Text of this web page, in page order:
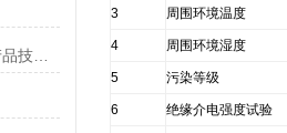
多极管式滑线（HXTS/DHG）产品技术指导
3 周围环境温度
4 周围环境湿度
5 污染等级
6 绝缘介电强度试验